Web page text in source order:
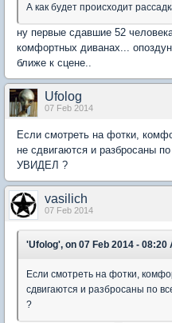
А как будет происходит
ну первые сдавшие 52
комфортных диванах...
ближе к сцене..
Ufolog
07 Feb 2014
Если смотреть на фотки,
не сдвигаются и разбросаны
УВИДЕЛ ?
vasilich
07 Feb 2014
'Ufolog', on 07 Feb 2014 - 08:20
Если смотреть на фотки,
сдвигаются и разбросаны по
?